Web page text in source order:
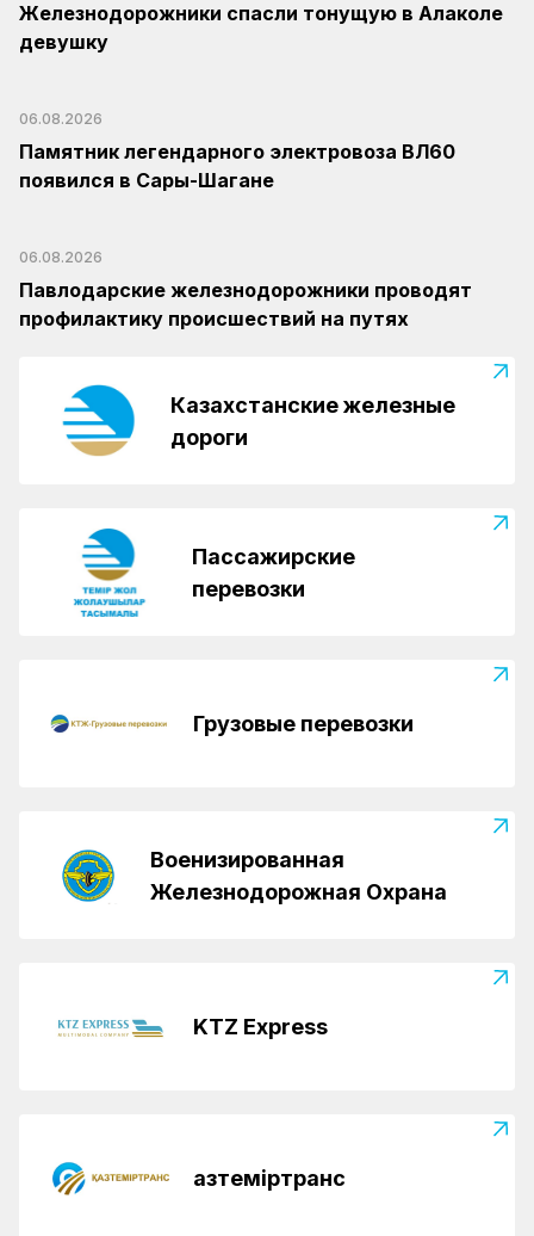
Железнодорожники спасли тонущую в Алаколе
девушку
06.08.2026
Памятник легендарного электровоза ВЛ60
появился в Сары-Шагане
06.08.2026
Павлодарские железнодорожники проводят
профилактику происшествий на путях
Казахстанские железные
дороги
Пассажирские
перевозки
Грузовые перевозки
Военизированная
Железнодорожная Охрана
KTZ Express
Қазтеміртранс